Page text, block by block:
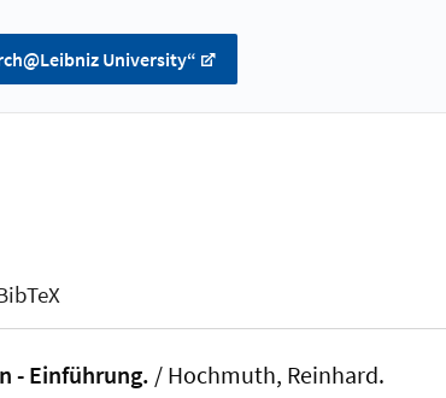
University“
- Einführung. / Hochmuth, Reinhard.